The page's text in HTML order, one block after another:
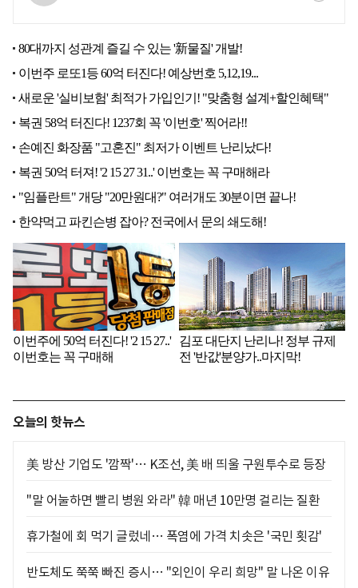
오늘의 핫뉴스
美 방산 기업도 '깜짝'… K조선, 美 배 띄울 구원투수로 등장
"말 어눌하면 빨리 병원 와라" 韓 매년 10만명 걸리는 질환
휴가철에 회 먹기 글렀네… 폭염에 가격 치솟은 '국민 횟감'
반도체도 쭉쭉 빠진 증시… "외인이 우리 희망" 말 나온 이유